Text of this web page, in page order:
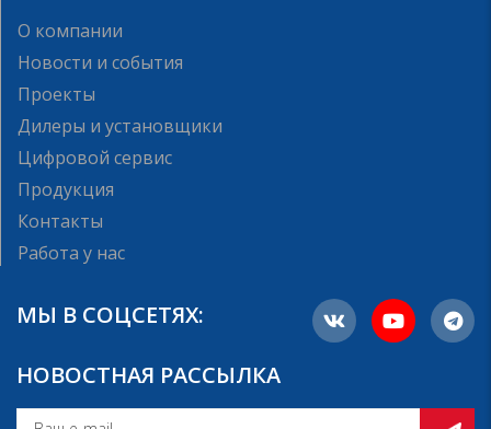
О компании
Новости и события
Проекты
Дилеры и установщики
Цифровой сервис
Продукция
Контакты
Работа у нас
МЫ В СОЦСЕТЯХ:
НОВОСТНАЯ РАССЫЛКА